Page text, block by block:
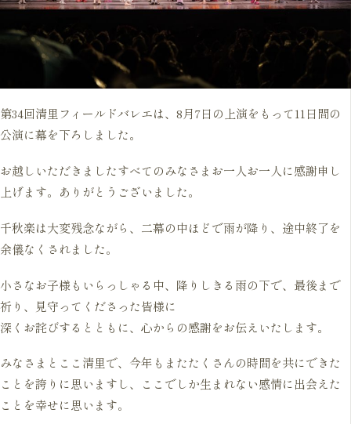
第34回清里フィールドバレエは、8月7日の上演をもって11日間の
公演に幕を下ろしました。
お越しいただきましたすべてのみなさまお一人お一人に感謝申し
上げます。ありがとうございました。
千秋楽は大変残念ながら、二幕の中ほどで雨が降り、途中終了を
余儀なくされました。
小さなお子様もいらっしゃる中、降りしきる雨の下で、最後まで
祈り、見守ってくださった皆様に
深くお詫びするとともに、心からの感謝をお伝えいたします。
みなさまとここ清里で、今年もまたたくさんの時間を共にできた
ことを誇りに思いますし、ここでしか生まれない感情に出会えた
ことを幸せに思います。